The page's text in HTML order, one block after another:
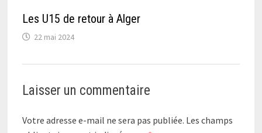
Les U15 de retour à Alger
22 mai 2024
Laisser un commentaire
Votre adresse e-mail ne sera pas publiée. Les champs